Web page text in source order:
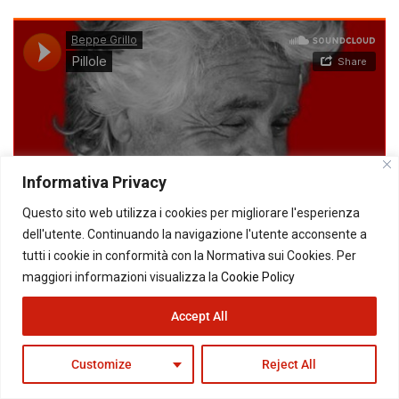
Informativa Privacy
Questo sito web utilizza i cookies per migliorare l'esperienza
dell'utente. Continuando la navigazione l'utente acconsente a
tutti i cookie in conformità con la Normativa sui Cookies. Per
maggiori informazioni visualizza la Cookie Policy
Customize Reject All
Accept All